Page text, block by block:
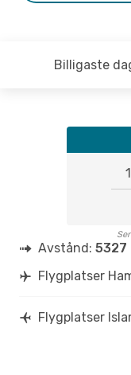
Billigaste
Avstånd: 5327
Flygplatser
Flygplatser